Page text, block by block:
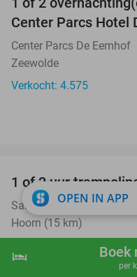
shopping_cart
hotel Boek
per
Center Parcs Hotel
Center Parcs De Eemhof
Zeewolde
Verkocht: 4.575
1 of 2 uur
Samcity
Hoorn (15 km)
OPEN IN APP